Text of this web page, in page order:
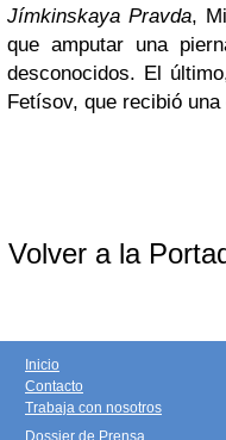
Jímkinskaya Pravda,
que amputar una
desconocidos. El
Fetísov, que recibió
Volver a la
Inicio
Contacto
Trabaja con nosotros
Dossier de Prensa